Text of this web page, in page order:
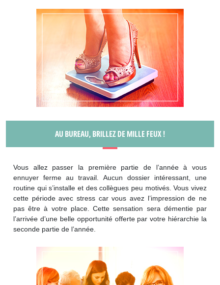
AU BUREAU, BRILLEZ DE MILLE FEUX !
Vous allez passer la première partie de l’année à vous
ennuyer ferme au travail. Aucun dossier intéressant, une
routine qui s’installe et des collègues peu motivés. Vous vivez
cette période avec stress car vous avez l’impression de ne
pas être à votre place. Cette sensation sera démentie par
l’arrivée d’une belle opportunité offerte par votre hiérarchie la
seconde partie de l’année.